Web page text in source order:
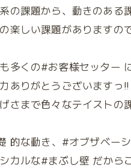
の課題から、動きのある
楽しい課題がありますの
多くの#お客様セッター
ありがとうございますっ‼︎
さまで色々なテイストの
的な動き、#オブザベー
カルな#まぶし壁 だから